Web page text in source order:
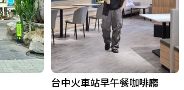
台中火車站早午餐咖啡廳